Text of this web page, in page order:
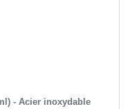
- Acier inoxydable